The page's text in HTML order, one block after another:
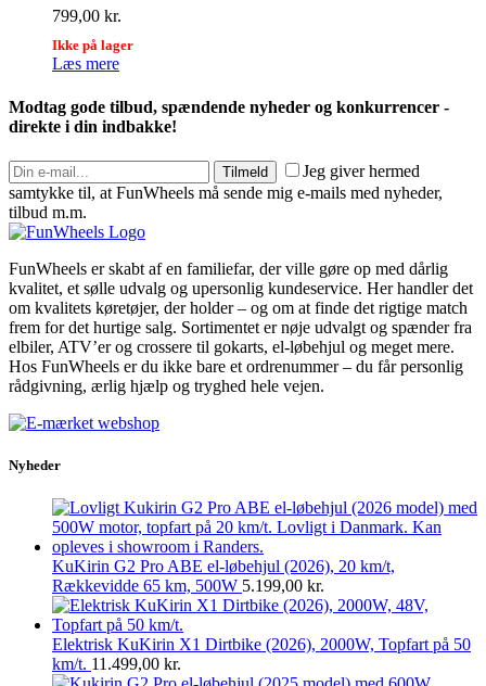
799,00 kr.
Ikke på lager
Læs mere
Modtag gode tilbud, spændende nyheder og konkurrencer -
direkte i din indbakke!
Tilmeld
Jeg giver hermed
samtykke til, at FunWheels må sende mig e-mails med nyheder,
tilbud m.m.
FunWheels er skabt af en familiefar, der ville gøre op med dårlig
kvalitet, et sølle udvalg og upersonlig kundeservice. Her handler det
om kvalitets køretøjer, der holder – og om at finde det rigtige match
frem for det hurtige salg. Sortimentet er nøje udvalgt og spænder fra
elbiler, ATV’er og crossere til gokarts, el-løbehjul og meget mere.
Hos FunWheels er du ikke bare et ordrenummer – du får personlig
rådgivning, ærlig hjælp og tryghed hele vejen.
Nyheder
KuKirin G2 Pro ABE el-løbehjul (2026), 20 km/t,
Rækkevidde 65 km, 500W 5.199,00 kr.
Elektrisk KuKirin X1 Dirtbike (2026), 2000W, Topfart på 50
km/t. 11.499,00 kr.